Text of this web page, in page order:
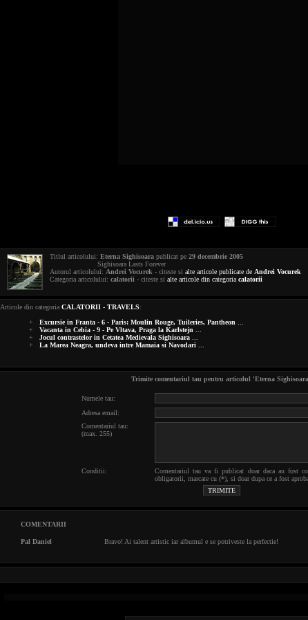
Titlul articolului: Eterna Sighisoarapublicat pe 29 decembrie 2005
Sighisoara Lasts Forever
Autorul articolului: Andrei Vocurek - citeste si alte articole publicate de Andrei Vocurek
Categoria articolului: calatorii - citeste si alte articole din categoria calatorii
Articole din categoria CALATORII - TRAVELS:
+ Excursie in Franta - 6 - Paris: Moulin Rouge, Tuileries, Pantheon
+ Vacanta in Cehia - 9 - Pe Vltava, Praga la Karlstejn
+ Jocul contrastelor in Cetatea Medievala Sighisoara...
+ La Marea Neagra, undeva intre Mamaia si Navodari...
Trimite comentariul tau pentru articolul 'Eterna
Numele tau:
Adresa email:
Comentariul tau:
(max. 255)
Conditii:
Comentariul tau va fi publicat doar daca au fost
obligatorii, marcate cu (*), si doar dupa ce a fost
COMENTARII
Pal Daniel Bravo! Ai talent artistic iar albumul e se potriveste la perfectie!